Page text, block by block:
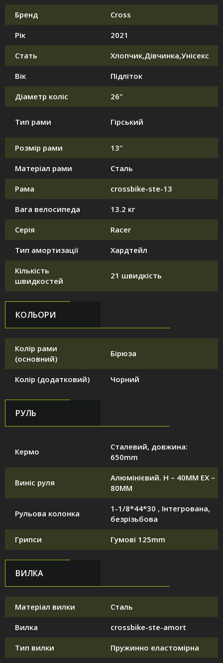
Бренд Cross
Рік 2021
Стать Хлопчик,Дівчинка,Унісекс
Вік Підліток
Діаметр коліс 26"
Тип рами Гірський
Розмір рами 13"
Матеріал рами Сталь
Рама crossbike-ste-13
Вага велосипеда 13.2 кг
Серія Racer
Тип амортизації Хардтейл
Кількість
швидкостей
21 швидкість
КОЛЬОРИ
Колір рами
(основний)
Бірюза
Колір (додатковий) Чорний
РУЛЬ
Кермо
Сталевий, довжина:
650mm
Виніс руля
Алюмінієвий. H – 40MM EX –
80MM
Рульова колонка
1-1/8*44*30 , Інтегрована,
безрізьбова
Грипси Гумові 125mm
ВИЛКА
Матеріал вилки Сталь
Вилка crossbike-ste-amort
Тип вилки Пружинно еластомірна